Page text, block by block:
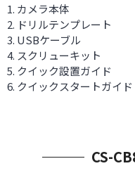
カメラ本体
ドリルテンプレート
USBケーブル
スクリューキット
クイック設置ガイド
クイックスタートガイド
CS-